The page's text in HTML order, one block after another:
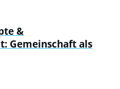
&
Gemeinschaft als